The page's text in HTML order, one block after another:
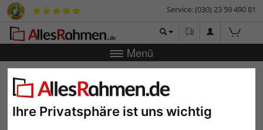
Ihre Privatsphäre ist uns wichtig
Service: (030) 23 59 490 81
Menü
Holz
Holzrahmen Tarragona
Holzrahmen Tarragona